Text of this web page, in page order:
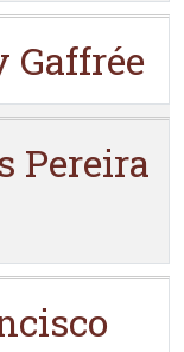
Gaffrée
Pereira